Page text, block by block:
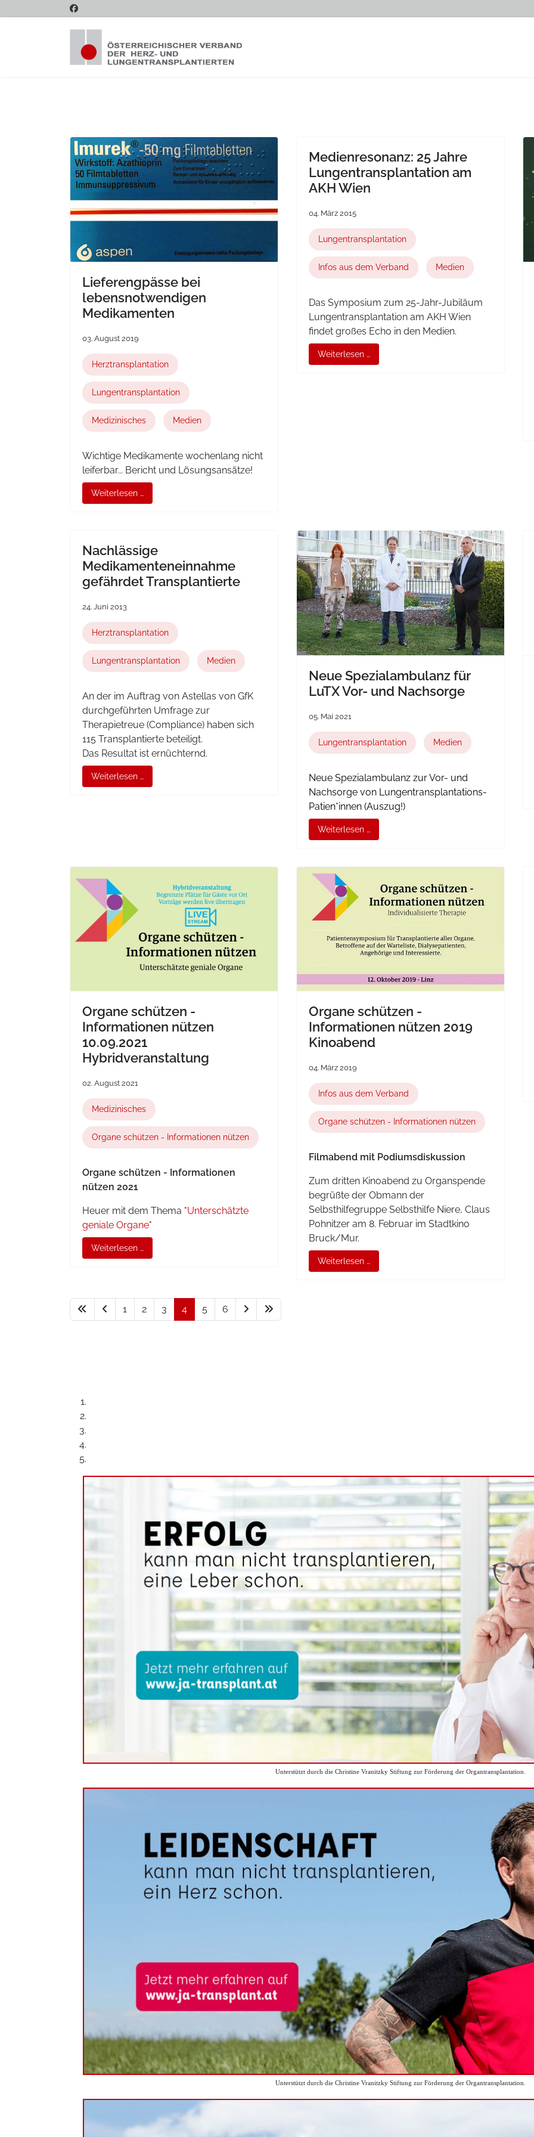
Lieferengpässe bei
lebensnotwendigen
Medikamenten
03. August 2019
Herztransplantation
Lungentransplantation
Medizinisches Medien
Wichtige Medikamente wochenlang nicht
leiferbar... Bericht und Lösungsansätze!
Weiterlesen …
Medienresonanz: 25 Jahre
Lungentransplantation am
AKH Wien
04. März 2015
Lungentransplantation
Infos aus dem Verband Medien
Das Symposium zum 25-Jahr-Jubiläum
Lungentransplantation am AKH Wien
findet großes Echo in den Medien.
Weiterlesen …
Nachlässige
Medikamenteneinnahme
gefährdet Transplantierte
24. Juni 2013
Herztransplantation
Lungentransplantation Medien
An der im Auftrag von Astellas von GfK
durchgeführten Umfrage zur
Therapietreue (Compliance) haben sich
115 Transplantierte beteiligt.
Das Resultat ist ernüchternd.
Weiterlesen …
Neue Spezialambulanz für
LuTX Vor- und Nachsorge
05. Mai 2021
Lungentransplantation Medien
Neue Spezialambulanz zur Vor- und
Nachsorge von Lungentransplantations-
Patien*innen (Auszug!)
Weiterlesen …
Organe schützen -
Informationen nützen
10.09.2021
Hybridveranstaltung
02. August 2021
Medizinisches
Organe schützen - Informationen nützen
Organe schützen - Informationen
nützen 2021
Heuer mit dem Thema "Unterschätzte
geniale Organe"
Weiterlesen …
Organe schützen -
Informationen nützen 2019
Kinoabend
04. März 2019
Infos aus dem Verband
Organe schützen - Informationen nützen
Filmabend mit Podiumsdiskussion
Zum dritten Kinoabend zu Organspende
begrüßte der Obmann der
Selbsthilfegruppe Selbsthilfe Niere, Claus
Pohnitzer am 8. Februar im Stadtkino
Bruck/Mur.
Weiterlesen …
1 2 3 4 5 6
Unterstützt durch die Christine Vranitzky Stiftung zur Förderung der Organtransplantation.
Unterstützt durch die Christine Vranitzky Stiftung zur Förderung der Organtransplantation.